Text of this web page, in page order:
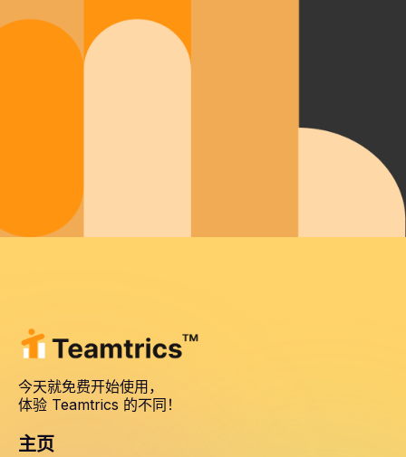
今天就免费开始使用，
体验 Teamtrics 的不同！
主页